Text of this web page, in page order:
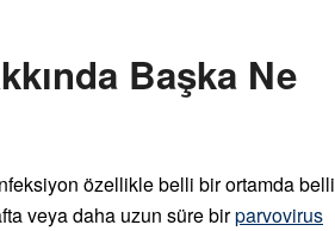
Başka Ne
özellikle belli bir ortamda belli
veya daha uzun süre birparvovirus